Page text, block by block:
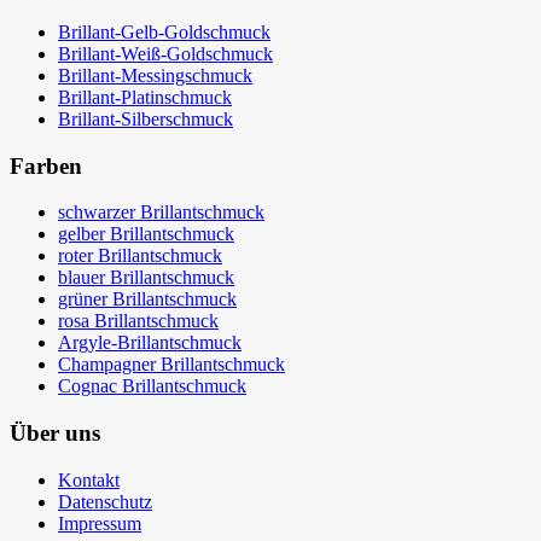
Brillant-Gelb-Goldschmuck
Brillant-Weiß-Goldschmuck
Brillant-Messingschmuck
Brillant-Platinschmuck
Brillant-Silberschmuck
Farben
schwarzer Brillantschmuck
gelber Brillantschmuck
roter Brillantschmuck
blauer Brillantschmuck
grüner Brillantschmuck
rosa Brillantschmuck
Argyle-Brillantschmuck
Champagner Brillantschmuck
Cognac Brillantschmuck
Über uns
Kontakt
Datenschutz
Impressum